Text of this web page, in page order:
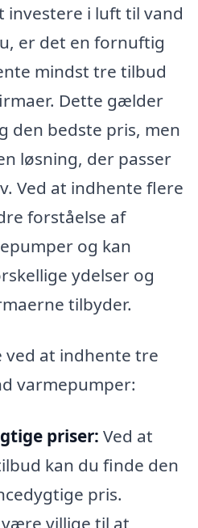
investere i luft til vand
er det en fornuftig
mindst tre tilbud
Dette gælder
den bedste pris, men
løsning, der passer
Ved at indhente flere
forståelse af
og kan
ydelser og
tilbyder.
ved at indhente tre
varmepumper:
priser: Ved at
kan du finde den
pris.
villige til at